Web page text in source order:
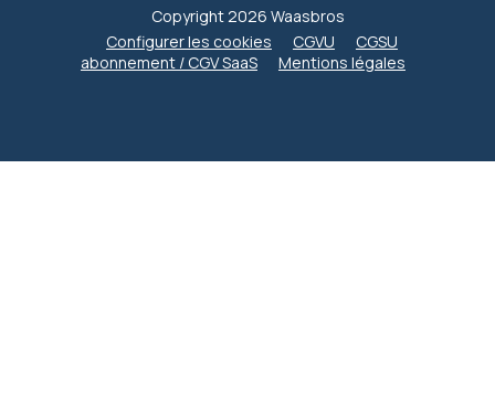
Copyright 2026 Waasbros
Configurer les cookies
CGVU
CGSU
abonnement / CGV SaaS
Mentions légales